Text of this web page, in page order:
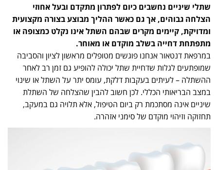
שתלי שיניים נחשבים כיום לפתרון מתקדם ובעל אחוזי
הצלחה גבוהים, אך גם כאשר ההליך מבוצע בצורה מקצועית
ומדויקת, קיימים מקרים שבהם השתל אינו נקלט כמצופה או
מתפתחת דחייה בשלב מוקדם או מאוחר.
במרפאת דנטאור אנחנו פוגשים מטופלים מראשון לציון והסביבה
שמופתעים לגלות שדחיית שתל יכולה להופיע גם זמן רב לאחר
ההשתלה – לעיתים בעקבות דלקת, עומס יתר על השתל או שינוי
במצב הבריאותי הכללי. לכן חשוב להבין שהצלחה של השתלת
שיניים אינה מסתכמת רק ביום הטיפול, אלא תלויה גם במעקב,
תחזוקה וזיהוי מוקדם של סימני אזהרה.